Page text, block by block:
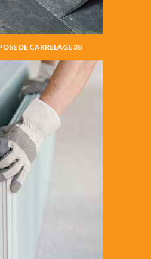
DE CARRELAGE 38